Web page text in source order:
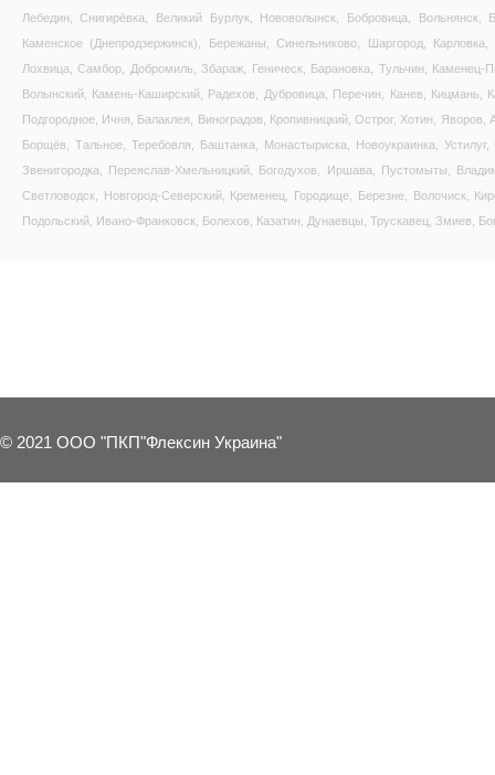
Лебедин, Снигирёвка, Великий Бурлук, Нововолынск, Бобровица,
Каменское (Днепродзержинск), Бережаны, Синельниково, Шаргород,
Лохвица, Самбор, Добромиль, Збараж, Геническ, Барановка, Тульчин,
Волынский, Камень-Каширский, Радехов, Дубровица, Перечин, Канев,
Подгородное, Ичня, Балаклея, Виноградов, Кропивницкий, Острог, Хотин,
Борщёв, Тальное, Теребовля, Баштанка, Монастыриска, Новоукраинка,
Звенигородка, Переяслав-Хмельницкий, Богодухов, Иршава, Пустомыты,
Светловодск, Новгород-Северский, Кременец, Городище, Березне, Волочиск,
Подольский, Ивано-Франковск, Болехов, Казатин, Дунаевцы, Трускавец, Змиев,
© 2021 ООО "ПКП"Флексин Украина"